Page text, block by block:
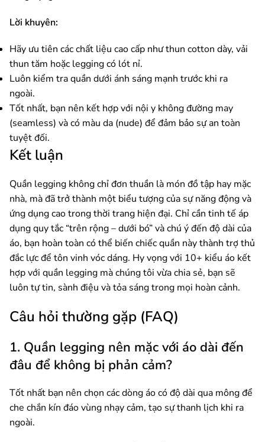
Lời khuyên:
Hãy ưu tiên các chất liệu cao cấp như thun cotton dày, vải
thun tăm hoặc legging có lót nỉ.
Luôn kiểm tra quần dưới ánh sáng mạnh trước khi ra
ngoài.
Tốt nhất, bạn nên kết hợp với nội y không đường may
(seamless) và có màu da (nude) để đảm bảo sự an toàn
tuyệt đối.
Kết luận
Quần legging không chỉ đơn thuần là món đồ tập hay mặc
nhà, mà đã trở thành một biểu tượng của sự năng động và
ứng dụng cao trong thời trang hiện đại. Chỉ cần tinh tế áp
dụng quy tắc “trên rộng – dưới bó” và chú ý đến độ dài của
áo, bạn hoàn toàn có thể biến chiếc quần này thành trợ thủ
đắc lực để tôn vinh vóc dáng. Hy vọng với 10+ kiểu áo kết
hợp với quần legging mà chúng tôi vừa chia sẻ, bạn sẽ
luôn tự tin, sành điệu và tỏa sáng trong mọi hoàn cảnh.
Câu hỏi thường gặp (FAQ)
1. Quần legging nên mặc với áo dài đến
đâu để không bị phản cảm?
Tốt nhất bạn nên chọn các dòng áo có độ dài qua mông để
che chắn kín đáo vùng nhạy cảm, tạo sự thanh lịch khi ra
ngoài.